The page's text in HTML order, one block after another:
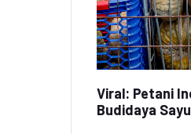
Viral: Petani
Budidaya